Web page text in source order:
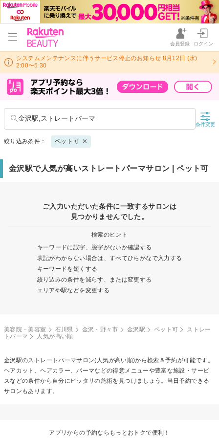
会員登録 ログイン
システムメンテナンスに伴うサービス停止のお知らせ 8月12日 (水)
2:00〜5:30
金沢駅,ストレートパーマ
条件変更
絞り込み条件： ペット可
金沢駅で人気が高いストレートパーマサロン | ペット可
ご入力いただいた条件に一致するサロンは
見つかりませんでした。
検索のヒント
キーワードに誤字、脱字がないか確認する
表記がわからない場合は、すべてひらがなで入力する
キーワードを短くする
絞り込みの条件を減らす、または変更する
エリアや駅などを変更する
美容院・美容室 石川県 金沢・野々市 金沢駅 ペット可
ストレー
トパーマ
人気が高い順
金沢駅のストレートパーマサロン(人気が高い順)から検索＆予約が可能です。
ヘアカット、ヘアカラー、パーマなどの得意メニューや豊富な施設・サービ
スなどの条件から自分にピッタリの施術を見つけましょう。当日予約できる
サロンもあります。
アプリからの予約ならもっとおトクで便利！